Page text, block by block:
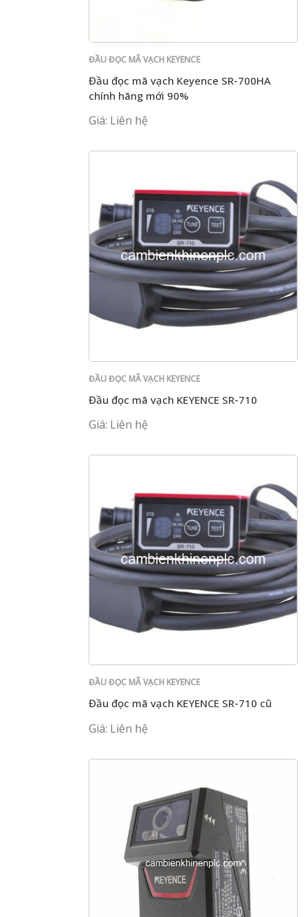
ĐẦU ĐỌC MÃ VẠCH KEYENCE
Đầu đọc mã vạch Keyence SR-700HA
chính hãng mới 90%
Giá: Liên hệ
ĐẦU ĐỌC MÃ VẠCH KEYENCE
Đầu đọc mã vạch KEYENCE SR-710
Giá: Liên hệ
ĐẦU ĐỌC MÃ VẠCH KEYENCE
Đầu đọc mã vạch KEYENCE SR-710 cũ
Giá: Liên hệ